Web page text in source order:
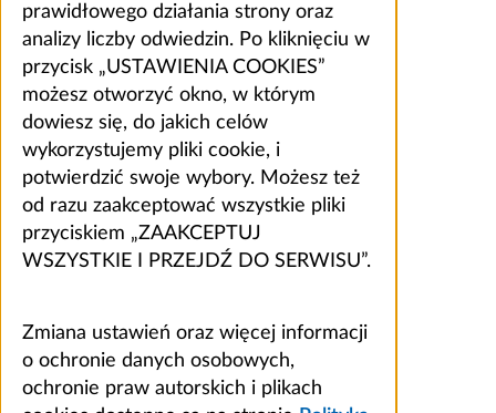
prawidłowego działania strony oraz
analizy liczby odwiedzin. Po kliknięciu w
przycisk „USTAWIENIA COOKIES”
możesz otworzyć okno, w którym
dowiesz się, do jakich celów
wykorzystujemy pliki cookie, i
potwierdzić swoje wybory. Możesz też
od razu zaakceptować wszystkie pliki
przyciskiem „ZAAKCEPTUJ
WSZYSTKIE I PRZEJDŹ DO SERWISU”.
Zmiana ustawień oraz więcej informacji
o ochronie danych osobowych,
ochronie praw autorskich i plikach